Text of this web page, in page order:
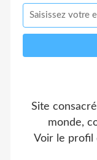
Site
monde,
Voir le profil